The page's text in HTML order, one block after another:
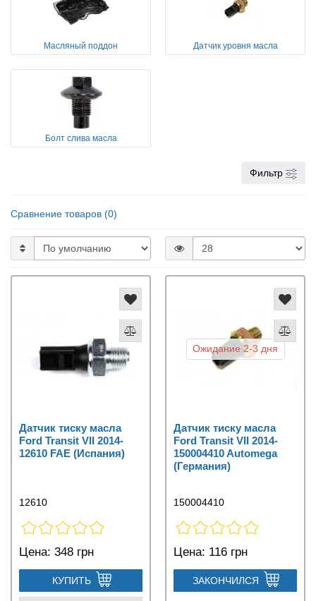
Масляный поддон Датчик уровня масла
Болт слива масла
Фильтр
Сравнение товаров (0)
Датчик тиску масла
Ford Transit VII 2014-
12610 FAE (Испания)
12610
Цена: 348 грн
КУПИТЬ
Ожидание 2-3 дня
Датчик тиску масла
Ford Transit VII 2014-
150004410 Automega
(Германия)
150004410
Цена: 116 грн
ЗАКОНЧИЛСЯ